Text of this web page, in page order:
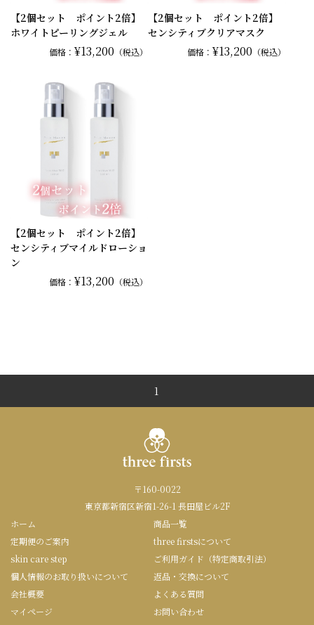
【2個セット ポイント2倍】
ホワイトピーリングジェル
価格：¥13,200 （税込）
【2個セット ポイント2倍】
センシティブクリアマスク
価格： ¥13,200 （税込）
【2個セット ポイント2倍】
センシティブマイルドローショ
ン
価格：¥13,200 （税込）
1
〒160-0022
東京都新宿区新宿1-26-1 長田屋ビル2F
ホーム
商品一覧
定期便のご案内
three firstsについて
skin care step
ご利用ガイド（特定商取引法）
個人情報のお取り扱いについて
返品・交換について
会社概要
よくある質問
マイページ
お問い合わせ